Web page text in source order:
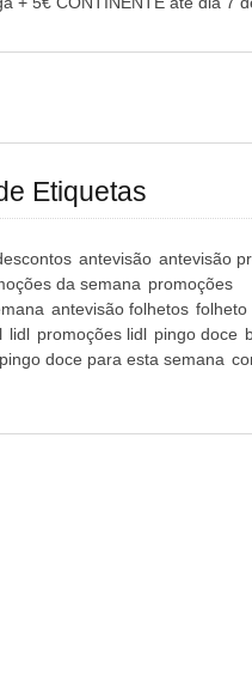
Etiquetas
antevisão antevisão
da semana promoções
antevisão folhetos folheto
lidl promoções lidl pingo doce
doce para esta semana